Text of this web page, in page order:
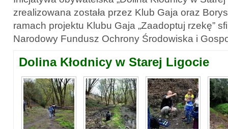
zrealizowana została przez Klub Gaja oraz
ramach projektu Klubu Gaja „Zaadoptuj rzekę”
Narodowy Fundusz Ochrony Środowiska i
Dolina Kłodnicy w Starej Ligocie